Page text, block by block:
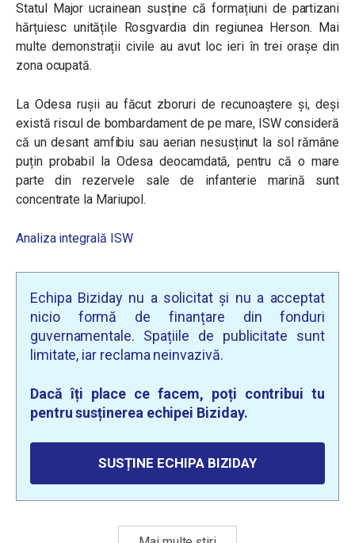
Statul Major ucrainean susține că formațiuni de partizani
hărțuiesc unitățile Rosgvardia din regiunea Herson. Mai
multe demonstrații civile au avut loc ieri în trei orașe din
zona ocupată.
La Odesa rușii au făcut zboruri de recunoaștere și, deși
există riscul de bombardament de pe mare, ISW consideră
că un desant amfibiu sau aerian nesusținut la sol rămâne
puțin probabil la Odesa deocamdată, pentru că o mare
parte din rezervele sale de infanterie marină sunt
concentrate la Mariupol.
Analiza integrală ISW
Echipa Biziday nu a solicitat și nu a acceptat
nicio formă de finanțare din fonduri
guvernamentale. Spațiile de publicitate sunt
limitate, iar reclama neinvazivă.
Dacă îți place ce facem, poți contribui tu
pentru susținerea echipei Biziday.
SUSȚINE ECHIPA BIZIDAY